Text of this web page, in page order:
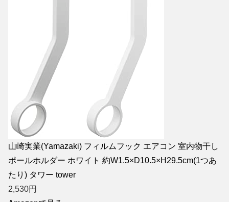
山崎実業(Yamazaki) フィルムフック エアコン 室内物干し
ポールホルダー ホワイト 約W1.5×D10.5×H29.5cm(1つあ
たり) タワー tower
2,530円